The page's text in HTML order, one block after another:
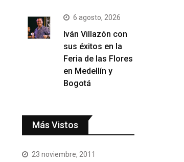
6 agosto, 2026
Iván Villazón con
sus éxitos en la
Feria de las Flores
en Medellín y
Bogotá
Más Vistos
23 noviembre, 2011